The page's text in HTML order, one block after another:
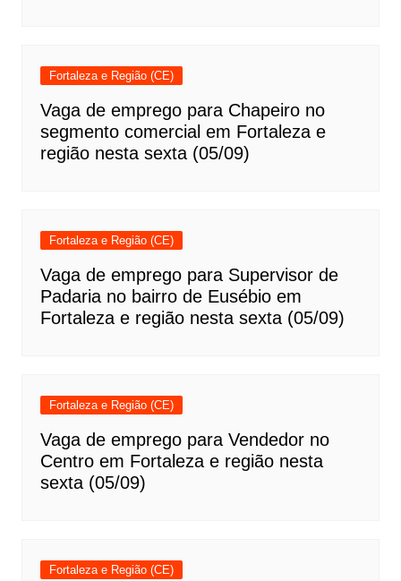
Fortaleza e Região (CE)
Vaga de emprego para Chapeiro no
segmento comercial em Fortaleza e
região nesta sexta (05/09)
Fortaleza e Região (CE)
Vaga de emprego para Supervisor de
Padaria no bairro de Eusébio em
Fortaleza e região nesta sexta (05/09)
Fortaleza e Região (CE)
Vaga de emprego para Vendedor no
Centro em Fortaleza e região nesta
sexta (05/09)
Fortaleza e Região (CE)